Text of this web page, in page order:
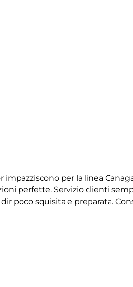
per la linea
perfette. Servizio clienti
poco squisita e preparata.